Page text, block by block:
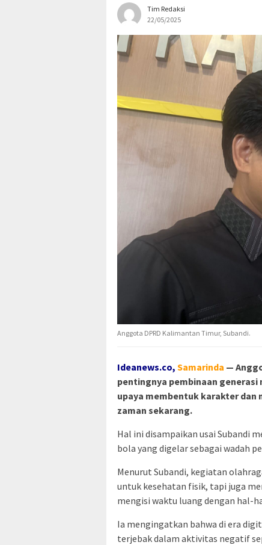
Tim Redaksi
22/05/2025
Anggota DPRD Kalimantan Timur, Subandi.
Ideanews.co, Samarinda —
pentingnya pembinaan
upaya membentuk karakter
zaman sekarang.
Hal ini disampaikan usai Subandi
bola yang digelar sebagai wadah
Menurut Subandi, kegiatan
untuk kesehatan fisik, tapi juga
mengisi waktu luang dengan hal-
Ia mengingatkan bahwa di era
terjebak dalam aktivitas negatif